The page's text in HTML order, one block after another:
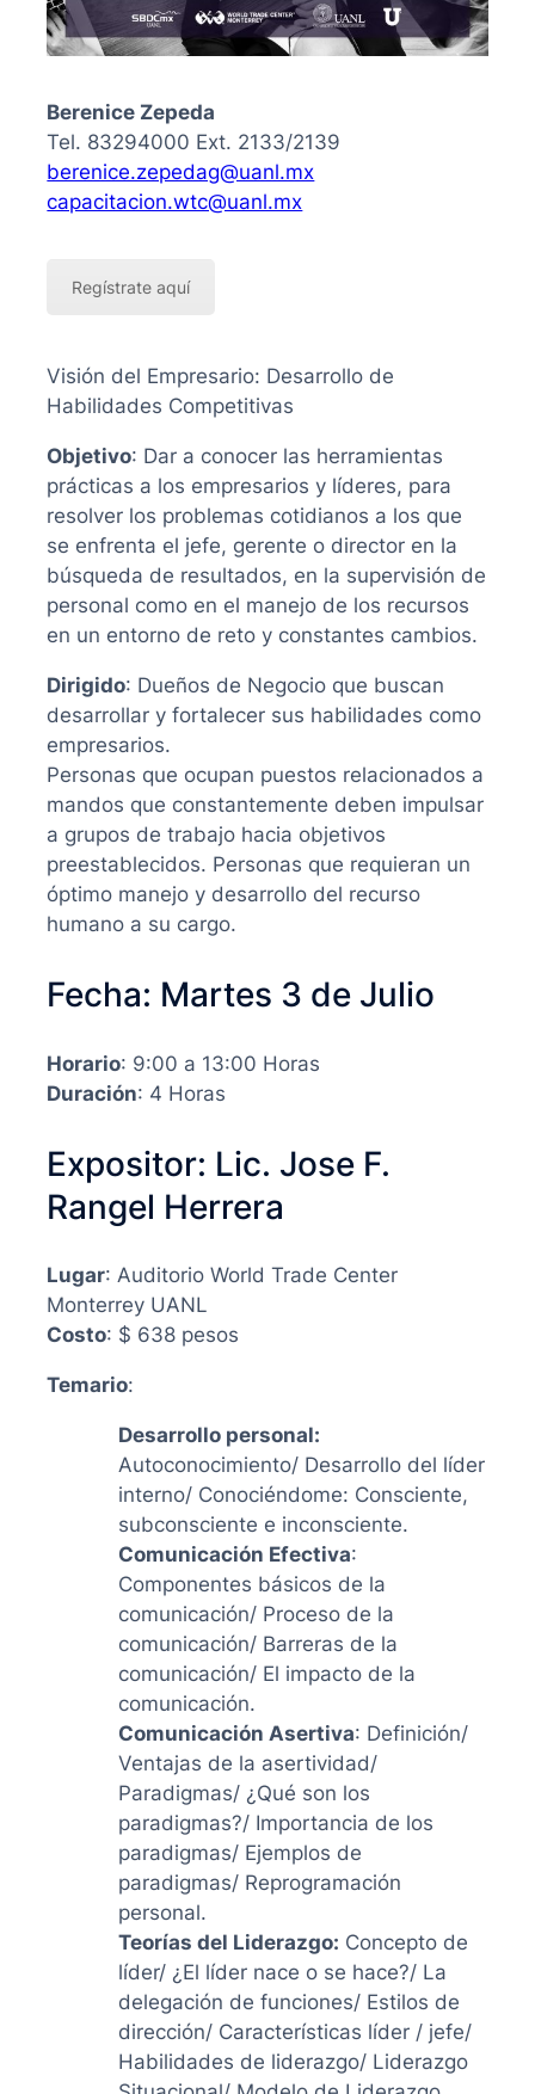
Berenice Zepeda
Tel. 83294000 Ext. 2133/2139
berenice.zepedag@uanl.mx
capacitacion.wtc@uanl.mx
Regístrate aquí
Visión del Empresario: Desarrollo de
Habilidades Competitivas
Objetivo: Dar a conocer las herramientas
prácticas a los empresarios y líderes, para
resolver los problemas cotidianos a los que
se enfrenta el jefe, gerente o director en la
búsqueda de resultados, en la supervisión de
personal como en el manejo de los recursos
en un entorno de reto y constantes cambios.
Dirigido: Dueños de Negocio que buscan
desarrollar y fortalecer sus habilidades como
empresarios.
Personas que ocupan puestos relacionados a
mandos que constantemente deben impulsar
a grupos de trabajo hacia objetivos
preestablecidos. Personas que requieran un
óptimo manejo y desarrollo del recurso
humano a su cargo.
Fecha: Martes 3 de Julio
Horario: 9:00 a 13:00 Horas
Duración: 4 Horas
Expositor: Lic. Jose F.
Rangel Herrera
Lugar: Auditorio World Trade Center
Monterrey UANL
Costo: $ 638 pesos
Temario:
Desarrollo personal:
Autoconocimiento/ Desarrollo del líder
interno/ Conociéndome: Consciente,
subconsciente e inconsciente.
Comunicación Efectiva:
Componentes básicos de la
comunicación/ Proceso de la
comunicación/ Barreras de la
comunicación/ El impacto de la
comunicación.
Comunicación Asertiva: Definición/
Ventajas de la asertividad/
Paradigmas/ ¿Qué son los
paradigmas?/ Importancia de los
paradigmas/ Ejemplos de
paradigmas/ Reprogramación
personal.
Teorías del Liderazgo: Concepto de
líder/ ¿El líder nace o se hace?/ La
delegación de funciones/ Estilos de
dirección/ Características líder / jefe/
Habilidades de liderazgo/ Liderazgo